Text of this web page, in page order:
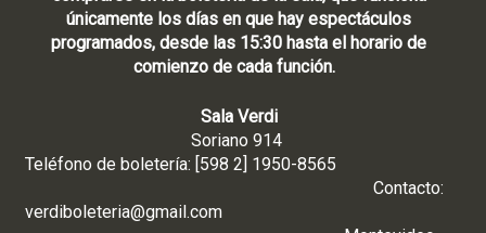
únicamente los días en que hay espectáculos
programados, desde las 15:30 hasta el horario de
comienzo de cada función.
Sala Verdi
Soriano 914
Teléfono de boletería: [598 2] 1950-8565
Contacto:
verdiboleteria@gmail.com